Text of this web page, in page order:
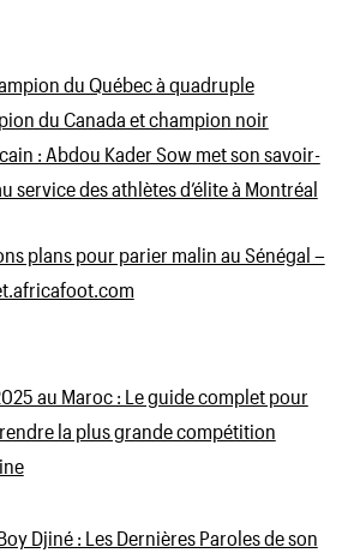
du Québec à quadruple
du Canada et champion noir
: Abdou Kader Sow met son savoir-
service des athlètes d’élite à Montréal
plans pour parier malin au Sénégal –
au Maroc : Le guide complet pour
la plus grande compétition
Djiné : Les Dernières Paroles de son